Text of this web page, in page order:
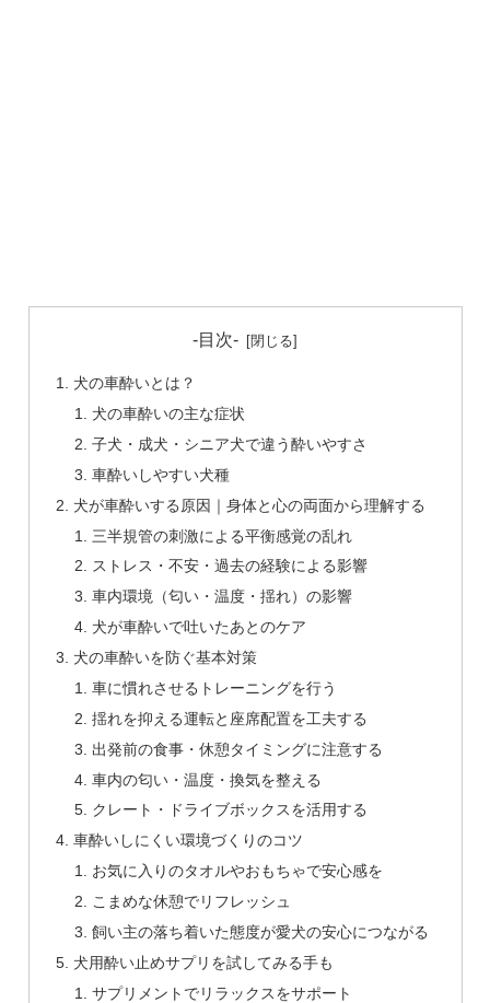
-目次-
犬の車酔いとは？
犬の車酔いの主な症状
子犬・成犬・シニア犬で違う酔いやすさ
車酔いしやすい犬種
犬が車酔いする原因｜身体と心の両面から理解する
三半規管の刺激による平衡感覚の乱れ
ストレス・不安・過去の経験による影響
車内環境（匂い・温度・揺れ）の影響
犬が車酔いで吐いたあとのケア
犬の車酔いを防ぐ基本対策
車に慣れさせるトレーニングを行う
揺れを抑える運転と座席配置を工夫する
出発前の食事・休憩タイミングに注意する
車内の匂い・温度・換気を整える
クレート・ドライブボックスを活用する
車酔いしにくい環境づくりのコツ
お気に入りのタオルやおもちゃで安心感を
こまめな休憩でリフレッシュ
飼い主の落ち着いた態度が愛犬の安心につながる
犬用酔い止めサプリを試してみる手も
サプリメントでリラックスをサポート